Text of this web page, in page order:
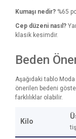
Kumaşı nedir? %65
Cep düzeni nasıl?
klasik kesimdir.
Beden
Aşağıdaki tablo
önerilen bedeni
farklılıklar olabilir.
Kilo